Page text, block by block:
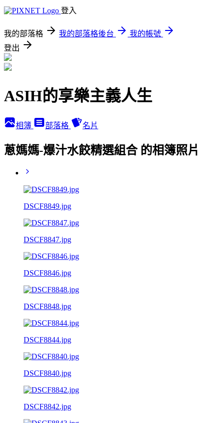
登入
我的部落格 我的部落格後台
我的帳號
登出
ASIH的享樂主義人生
相簿 部落格 名片
蔥媽媽-爆汁水餃精選組合 的相簿照片
DSCF8849.jpg
DSCF8847.jpg
DSCF8846.jpg
DSCF8848.jpg
DSCF8844.jpg
DSCF8840.jpg
DSCF8842.jpg